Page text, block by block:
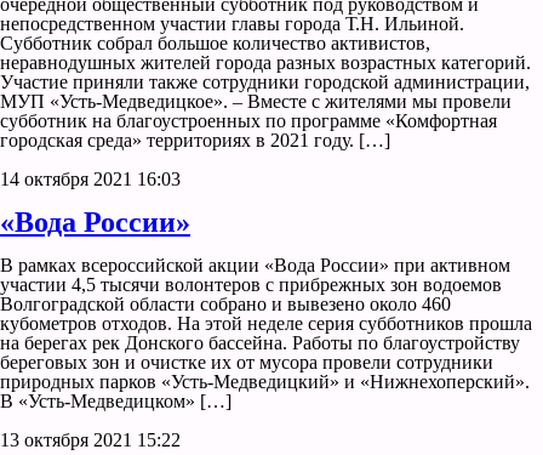
непосредственном участии главы города Т.Н. Ильиной.
Субботник собрал большое количество активистов,
неравнодушных жителей города разных возрастных категорий.
Участие приняли также сотрудники городской администрации,
МУП «Усть-Медведицкое». – Вместе с жителями мы провели
субботник на благоустроенных по программе «Комфортная
городская среда» территориях в 2021 году. […]
14 октября 2021 16:03
«Вода России»
В рамках всероссийской акции «Вода России» при активном
участии 4,5 тысячи волонтеров с прибрежных зон водоемов
Волгоградской области собрано и вывезено около 460
кубометров отходов. На этой неделе серия субботников прошла
на берегах рек Донского бассейна. Работы по благоустройству
береговых зон и очистке их от мусора провели сотрудники
природных парков «Усть-Медведицкий» и «Нижнехоперский».
В «Усть-Медведицком» […]
13 октября 2021 15:22